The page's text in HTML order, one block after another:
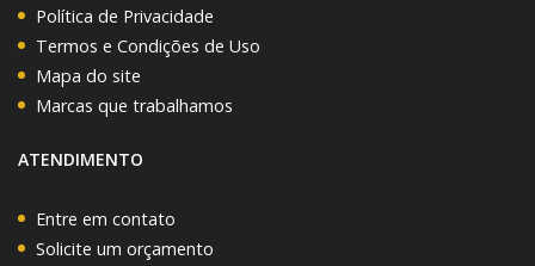
Política de Privacidade
Termos e Condições de Uso
Mapa do site
Marcas que trabalhamos
ATENDIMENTO
Entre em contato
Solicite um orçamento